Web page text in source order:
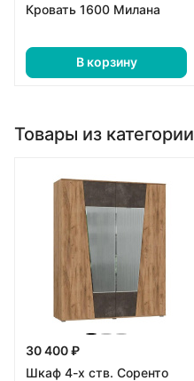
Кровать 1600 Милана
В корзину
Товары из категории
30 400 ₽
Шкаф 4-х ств. Соренто